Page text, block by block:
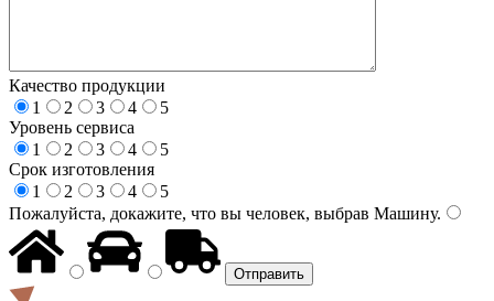
Качество продукции
1
2 3 4
5
Уровень сервиса
1
2 3 4
5
Срок изготовления
1
2 3 4
5
Пожалуйста, докажите, что вы человек, выбрав Машину.